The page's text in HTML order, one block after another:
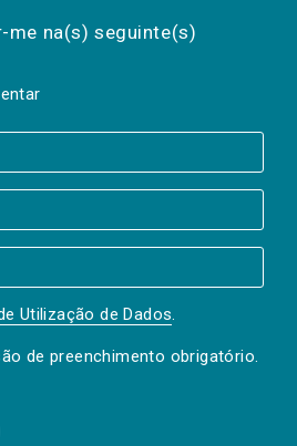
me na(s) seguinte(s)
Utilização de Dados.
de preenchimento obrigatório.